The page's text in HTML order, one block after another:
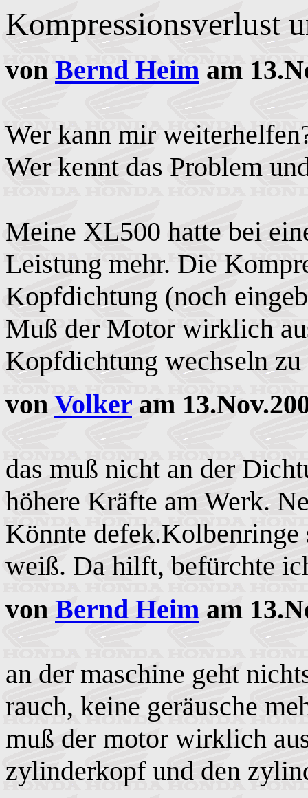
Kompressionsverlust
von Bernd Heim am
Wer kann mir
Wer kennt das Problem
Meine XL500 hatte bei
Leistung mehr. Die
Kopfdichtung (noch
Muß der Motor wirklich
Kopfdichtung wechseln zu
von Volker am
das muß nicht an der
höhere Kräfte am Werk.
Könnte
weiß. Da hilft, befürchte
von Bernd Heim am
an der maschine geht
rauch, keine geräusche
muß der motor wirklich
zylinderkopf und den